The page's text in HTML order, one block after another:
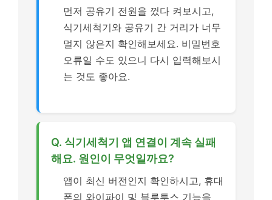
먼저 공유기 전원을 껐다 켜보시고,
식기세척기와 공유기 간 거리가 너무
멀지 않은지 확인해보세요. 비밀번호
오류일 수도 있으니 다시 입력해보시
는 것도 좋아요.
Q. 식기세척기 앱 연결이 계속 실패
해요. 원인이 무엇일까요?
앱이 최신 버전인지 확인하시고, 휴대
폰의 와이파이 및 블루투스 기능을